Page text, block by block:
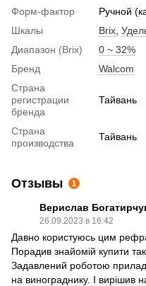
Форм-фактор
Ручной
Шкалы
Brix
Диапазон (Brix)
0 ~ 32%
Бренд
Walcom
Страна
регистрации
бренда
Тайвань
Страна
производства
Тайвань
Отзывы 1
Верислав
26.09.2023 в 16:42
Давно користуюсь цим
Порадив знайомій купити
Задавлений роботою
на винограднику. І вирішив